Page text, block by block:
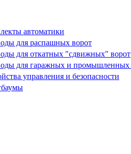
автоматики
для распашных ворот
для откатных "сдвижных" ворот
для гаражных и промышленных
управления и безопасности